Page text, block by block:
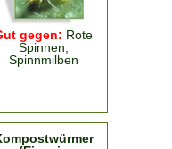
gegen: Rote
Spinnen,
Spinnmilben